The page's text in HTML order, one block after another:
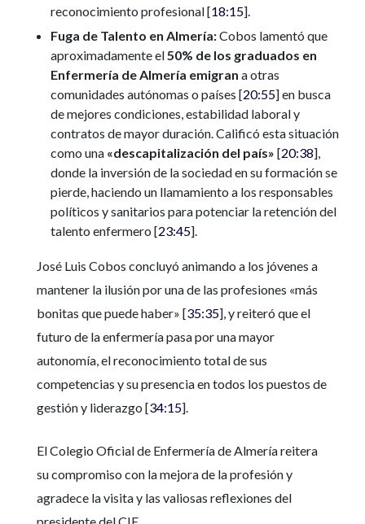
reconocimiento profesional [18:15].
Fuga de Talento en Almería:Cobos lamentó que
aproximadamente el50% de los graduados en
Enfermería de Almería emigran a otras
comunidades autónomas o países [20:55] en busca
de mejores condiciones, estabilidad laboral y
contratos de mayor duración. Calificó esta situación
como una «descapitalización del país» [20:38],
donde la inversión de la sociedad en su formación se
pierde, haciendo un llamamiento a los responsables
políticos y sanitarios para potenciar la retención del
talento enfermero [23:45].
José Luis Cobos concluyó animando a los jóvenes a
mantener la ilusión por una de las profesiones «más
bonitas que puede haber» [35:35], y reiteró que el
futuro de la enfermería pasa por una mayor
autonomía, el reconocimiento total de sus
competencias y su presencia en todos los puestos de
gestión y liderazgo [34:15].
El Colegio Oficial de Enfermería de Almería reitera
su compromiso con la mejora de la profesión y
agradece la visita y las valiosas reflexiones del